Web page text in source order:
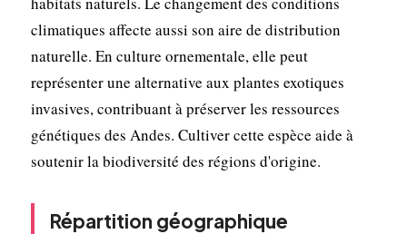
climatiques affecte aussi son aire de distribution
naturelle. En culture ornementale, elle peut
représenter une alternative aux plantes exotiques
invasives, contribuant à préserver les ressources
génétiques des Andes. Cultiver cette espèce aide à
soutenir la biodiversité des régions d'origine.
Répartition géographique